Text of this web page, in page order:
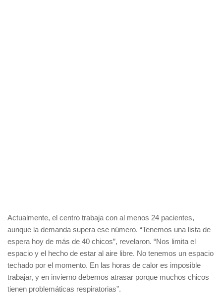
Actualmente, el centro trabaja con al menos 24 pacientes,
aunque la demanda supera ese número. “Tenemos una lista de
espera hoy de más de 40 chicos”, revelaron. “Nos limita el
espacio y el hecho de estar al aire libre. No tenemos un espacio
techado por el momento. En las horas de calor es imposible
trabajar, y en invierno debemos atrasar porque muchos chicos
tienen problemáticas respiratorias”.